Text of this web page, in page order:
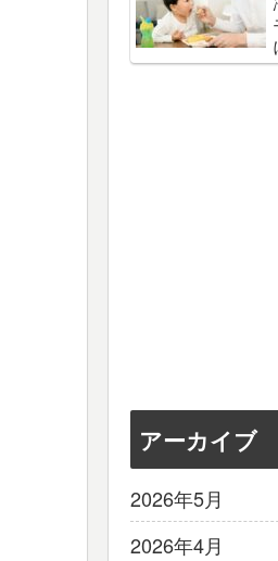
アーカイブ
2026年5月
2026年4月